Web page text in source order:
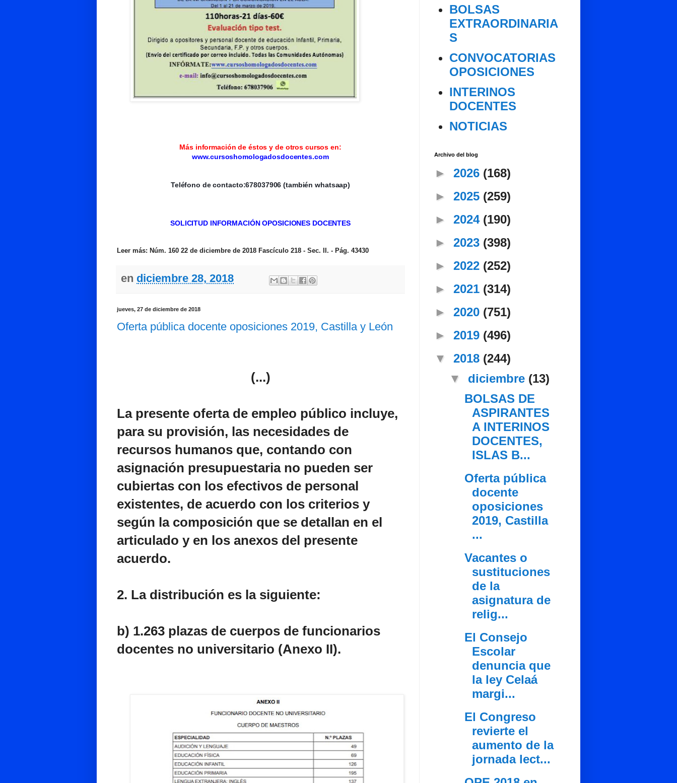
Más información de éstos y de otros cursos en:
www.cursoshomologadosdocentes.com
Teléfono de contacto:678037906 (también whatsaap)
SOLICITUD INFORMACIÓN OPOSICIONES DOCENTES
Leer más: Núm. 160 22 de diciembre de 2018 Fascículo 218 - Sec. II. - Pág. 43430
en diciembre 28, 2018
jueves, 27 de diciembre de 2018
Oferta pública docente oposiciones 2019, Castilla y León
(...)
La presente oferta de empleo público incluye,
para su provisión, las necesidades de
recursos humanos que, contando con
asignación presupuestaria no pueden ser
cubiertas con los efectivos de personal
existentes, de acuerdo con los criterios y
según la composición que se detallan en el
articulado y en los anexos del presente
acuerdo.
2. La distribución es la siguiente:
b) 1.263 plazas de cuerpos de funcionarios
docentes no universitario (Anexo II).
BOLSAS
EXTRAORDINARIA
S
CONVOCATORIAS
OPOSICIONES
INTERINOS
DOCENTES
NOTICIAS
Archivo del blog
► 2026 (168)
► 2025 (259)
► 2024 (190)
► 2023 (398)
► 2022 (252)
► 2021 (314)
► 2020 (751)
► 2019 (496)
▼ 2018 (244)
▼ diciembre (13)
BOLSAS DE
ASPIRANTES
A INTERINOS
DOCENTES,
ISLAS B...
Oferta pública
docente
oposiciones
2019, Castilla
...
Vacantes o
sustituciones
de la
asignatura de
relig...
El Consejo
Escolar
denuncia que
la ley Celaá
margi...
El Congreso
revierte el
aumento de la
jornada lect...